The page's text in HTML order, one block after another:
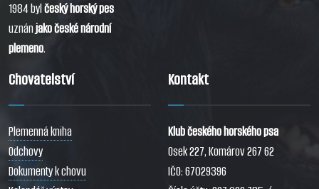
1984 bylčeský horský pes
uznánjako české národní
plemeno.
Chovatelství
Plemenná kniha
Odchovy
Dokumenty k chovu
Kontakt
Klub českého horského psa
Osek 227, Komárov 267 62
IČO: 67029396